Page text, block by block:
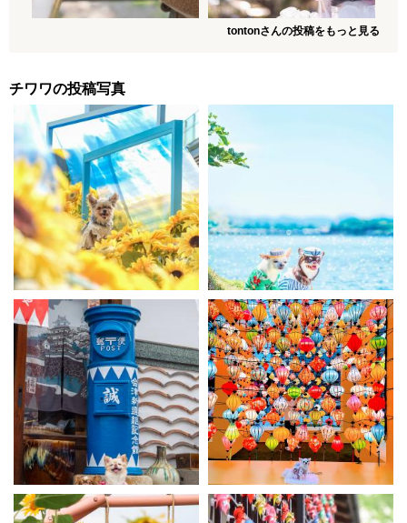
tontonさんの投稿をもっと見る
チワワの投稿写真